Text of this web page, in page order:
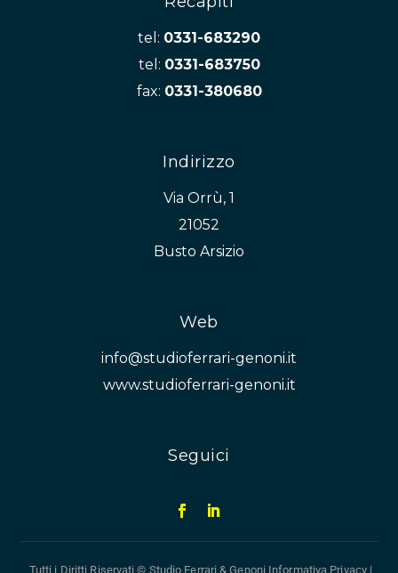
tel: 0331-683290
tel: 0331-683750
fax: 0331-380680
Indirizzo
Via Orrù, 1
21052
Busto Arsizio
Web
info@studioferrari-genoni.it
www.studioferrari-genoni.it
Seguici
Tutti i Diritti Riservati © Studio Ferrari & Genoni Informativa Privacy|